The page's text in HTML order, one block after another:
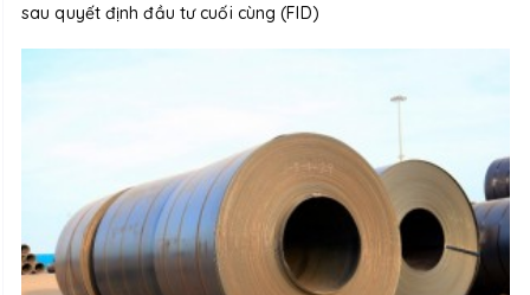
sau quyết định đầu tư cuối cùng (FID)